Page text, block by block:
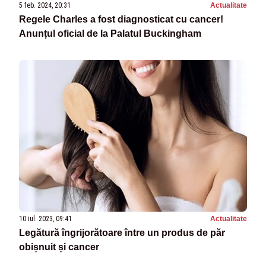
5 feb. 2024, 20:31 Actualitate
Regele Charles a fost diagnosticat cu cancer!
Anunțul oficial de la Palatul Buckingham
10 iul. 2023, 09:41 Actualitate
Legătură îngrijorătoare între un produs de păr
obișnuit și cancer